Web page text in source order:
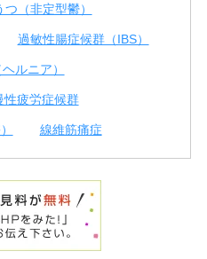
つ（非定型鬱）
過敏性腸症候群（IBS）
ルニア）
性疲労症候群
線維筋痛症